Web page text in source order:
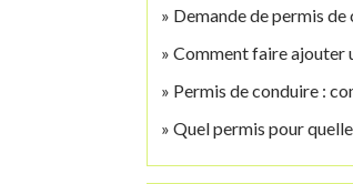
Demande de permis
Comment faire ajouter
Permis de conduire :
Quel permis pour